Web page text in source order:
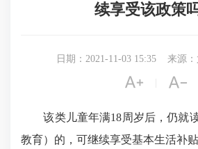
续享受该政策
日期：2021-11-03 15:35 来源
 
该类儿童年满18周岁后，仍就
教育）的，可继续享受基本生活补